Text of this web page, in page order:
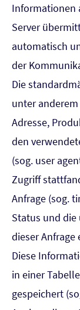
Informationen
Server
automatisch
der
Die
unter
Adresse,
den
(sog. user
Zugriff
Anfrage (sog.
Status und die
dieser Anfrage
Diese
in einer
gespeichert